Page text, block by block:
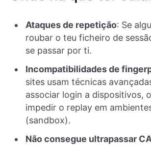
Ataques de repetição: Se
roubar o teu ficheiro de
se passar por ti.
Incompatibilidades de
sites usam técnicas
associar login a dispositivos,
impedir o replay em
(sandbox).
Não consegue ultrapassar